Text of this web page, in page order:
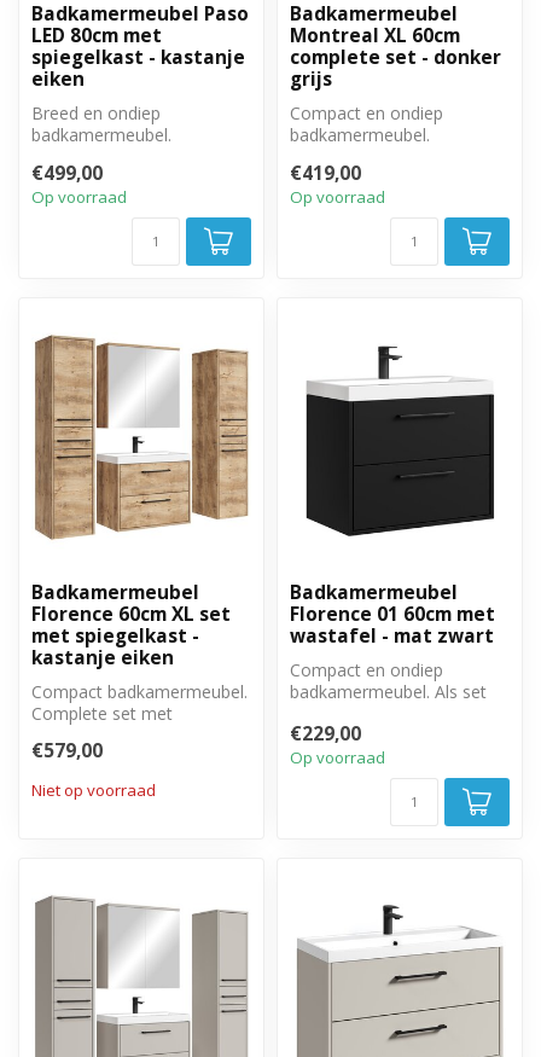
Badkamermeubel Paso
LED 80cm met
spiegelkast - kastanje
eiken
Breed en ondiep
badkamermeubel.
badkamermeubel,
spiegelkast en ...
€499,00
Op voorraad
Badkamermeubel
Montreal XL 60cm
complete set - donker
grijs
Compact en ondiep
badkamermeubel.
badkamermeubel, spiegel
en tw...
€419,00
Op voorraad
Badkamermeubel
Florence 60cm XL set
met spiegelkast -
kastanje eiken
Compact badkamermeubel.
Complete set met
spiegelkast en twee zij...
€579,00
Niet op voorraad
Badkamermeubel
Florence 01 60cm met
wastafel - mat zwart
Compact en ondiep
badkamermeubel. Als set
€229,00
Op voorraad